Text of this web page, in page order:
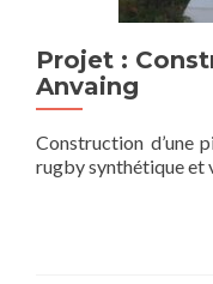
Projet :
Anvaing
Construction d’une
rugby synthétique et